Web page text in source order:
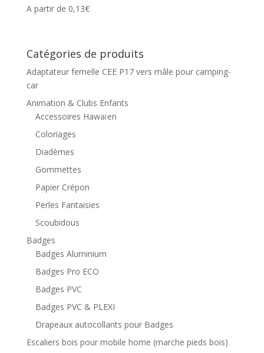
A partir de 0,13€
Catégories de produits
Adaptateur femelle CEE P17 vers mâle pour camping-
car
Animation & Clubs Enfants
Accessoires Hawaïen
Coloriages
Diadèmes
Gommettes
Papier Crépon
Perles Fantaisies
Scoubidous
Badges
Badges Aluminium
Badges Pro ECO
Badges PVC
Badges PVC & PLEXI
Drapeaux autocollants pour Badges
Escaliers bois pour mobile home (marche pieds bois)